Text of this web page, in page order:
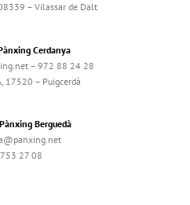
– Vilassar de Dalt
Cerdanya
– 972 88 24 28
17520 – Puigcerdà
Berguedà
27 08